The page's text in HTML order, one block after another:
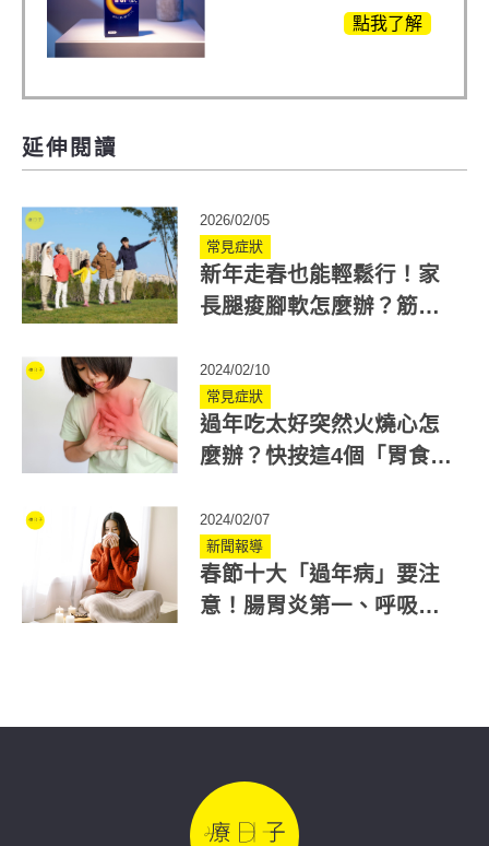
眠」，獨家專利配
點我了解
延伸閱讀
2026/02/05
常見症狀
新年走春也能輕鬆行！家
長腿痠腳軟怎麼辦？筋骨
2024/02/10
常見症狀
過年吃太好突然火燒心怎
麼辦？快按這4個「胃食道
2024/02/07
新聞報導
春節十大「過年病」要注
意！腸胃炎第一、呼吸道